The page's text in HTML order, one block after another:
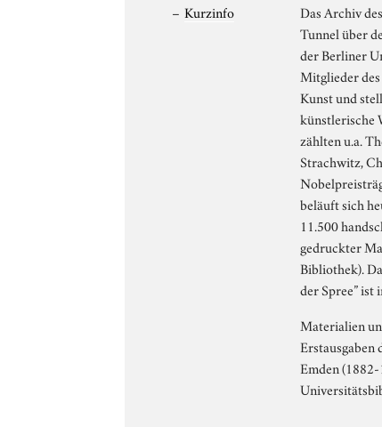
Kurzinfo
Das Archiv
Tunnel über
der Berliner
Mitglieder
Kunst und
künstlerische
zählten u.a.
Strachwitz,
beläuft sich
11.500
gedruckter
Bibliothek).
der Spree” ist
Materialien
Erstausgaben
Emden